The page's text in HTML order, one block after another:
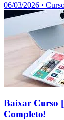
06/03/2026 •
Baixar Curso
Completo!